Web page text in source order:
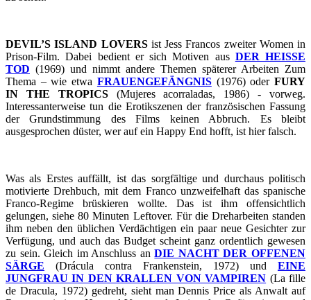
DEVIL’S ISLAND LOVERSist Jess Francos zweiter Women in
Prison-Film. Dabei bedient er sich Motiven aus DER HEISSE
TOD (1969) und nimmt andere Themen späterer Arbeiten Zum
Thema – wie etwa FRAUENGEFÄNGNIS(1976) oderFURY
IN THE TROPICS(Mujeres acorraladas, 1986) - vorweg.
Interessanterweise tun die Erotikszenen der französischen Fassung
der Grundstimmung des Films keinen Abbruch. Es bleibt
ausgesprochen düster, wer auf ein Happy End hofft, ist hier falsch.
Was als Erstes auffällt, ist das sorgfältige und durchaus politisch
motivierte Drehbuch, mit dem Franco unzweifelhaft das spanische
Franco-Regime brüskieren wollte. Das ist ihm offensichtlich
gelungen, siehe 80 Minuten Leftover. Für die Dreharbeiten standen
ihm neben den üblichen Verdächtigen ein paar neue Gesichter zur
Verfügung, und auch das Budget scheint ganz ordentlich gewesen
zu sein. Gleich im Anschluss anDIE NACHT DER OFFENEN
SÄRGE (Drácula contra Frankenstein, 1972) und EINE
JUNGFRAU IN DEN KRALLEN VON VAMPIREN (La fille
de Dracula, 1972) gedreht, sieht man Dennis Price als Anwalt auf